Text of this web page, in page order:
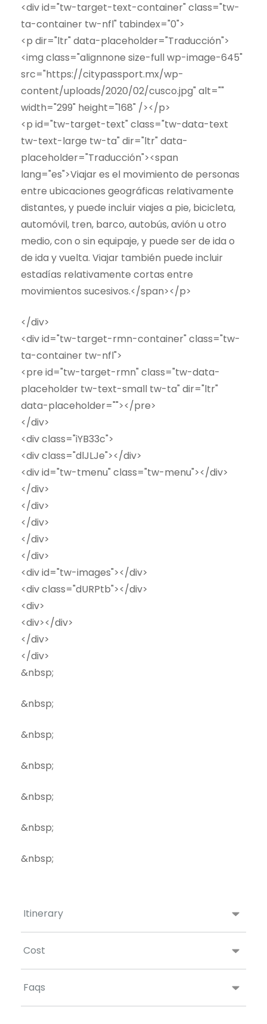
Itinerary
Cost
Faqs
<div id="tw-target-text-container" class="tw-
ta-container tw-nfl" tabindex="0">
<p dir="ltr" data-placeholder="Traducción">
<img class="alignnone size-full wp-image-645"
src="https://citypassport.mx/wp-
content/uploads/2020/02/cusco.jpg" alt=""
width="299" height="168" /></p>
<p id="tw-target-text" class="tw-data-text
tw-text-large tw-ta" dir="ltr" data-
placeholder="Traducción"><span
lang="es">Viajar es el movimiento de personas
entre ubicaciones geográficas relativamente
distantes, y puede incluir viajes a pie, bicicleta,
automóvil, tren, barco, autobús, avión u otro
medio, con o sin equipaje, y puede ser de ida o
de ida y vuelta. Viajar también puede incluir
estadías relativamente cortas entre
movimientos sucesivos.</span></p>
</div>
<div id="tw-target-rmn-container" class="tw-
ta-container tw-nfl">
<pre id="tw-target-rmn" class="tw-data-
placeholder tw-text-small tw-ta" dir="ltr"
data-placeholder=""></pre>
</div>
<div class="iYB33c">
<div class="dlJLJe"></div>
<div id="tw-tmenu" class="tw-menu"></div>
</div>
</div>
</div>
</div>
</div>
<div id="tw-images"></div>
<div class="dURPtb"></div>
<div>
<div></div>
</div>
</div>
&nbsp;
&nbsp;
&nbsp;
&nbsp;
&nbsp;
&nbsp;
&nbsp;